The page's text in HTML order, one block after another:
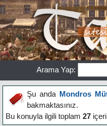
Arama Yap:
Şu anda Mondros
bakmaktasınız.
Bu konuyla ilgili toplam 27